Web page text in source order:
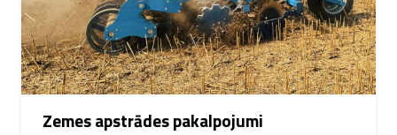
Zemes apstrādes pakalpojumi